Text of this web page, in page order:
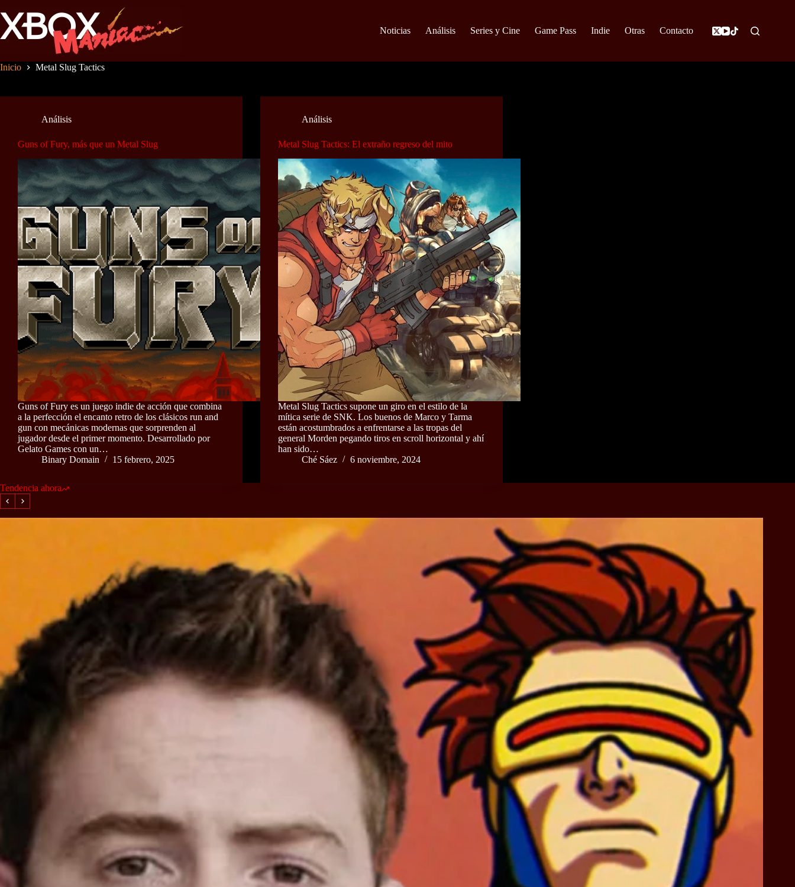
al
contenido
Noticias Análisis Series y Cine Game Pass Indie Otras Contacto
Inicio Metal Slug Tactics
Análisis
Guns of Fury, más que un Metal Slug
Guns of Fury es un juego indie de acción que combina
a la perfección el encanto retro de los clásicos run and
gun con mecánicas modernas que sorprenden al
jugador desde el primer momento. Desarrollado por
Gelato Games con un…
Binary Domain
15 febrero, 2025
Análisis
Metal Slug Tactics: El extraño regreso del mito
Metal Slug Tactics supone un giro en el estilo de la
mítica serie de SNK. Los buenos de Marco y Tarma
están acostumbrados a enfrentarse a las tropas del
general Morden pegando tiros en scroll horizontal y ahí
han sido…
Ché Sáez
6 noviembre, 2024
Tendencia ahora